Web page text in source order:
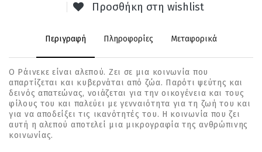
Προσθήκη στη wishlist
Περιγραφή Πληροφορίες Μεταφορικά
Ο Ράινεκε είναι αλεπού. Ζει σε μια κοινωνία που
απαρτίζεται και κυβερνάται από ζώα. Παρότι ψεύτης και
δεινός απατεώνας, νοιάζεται για την οικογένεια και τους
φίλους του και παλεύει με γενναιότητα για τη ζωή του και
για να αποδείξει τις ικανότητές του. Η κοινωνία που ζει
αυτή η αλεπού αποτελεί μια μικρογραφία της ανθρώπινης
κοινωνίας.